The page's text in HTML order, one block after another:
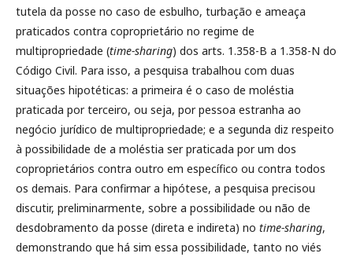
tutela da posse no caso de esbulho, turbação e ameaça
praticados contra coproprietário no regime de
multipropriedade (time-sharing) dos arts. 1.358-B a 1.358-N do
Código Civil. Para isso, a pesquisa trabalhou com duas
situações hipotéticas: a primeira é o caso de moléstia
praticada por terceiro, ou seja, por pessoa estranha ao
negócio jurídico de multipropriedade; e a segunda diz respeito
à possibilidade de a moléstia ser praticada por um dos
coproprietários contra outro em específico ou contra todos
os demais. Para confirmar a hipótese, a pesquisa precisou
discutir, preliminarmente, sobre a possibilidade ou não de
desdobramento da posse (direta e indireta) no time-sharing,
demonstrando que há sim essa possibilidade, tanto no viés